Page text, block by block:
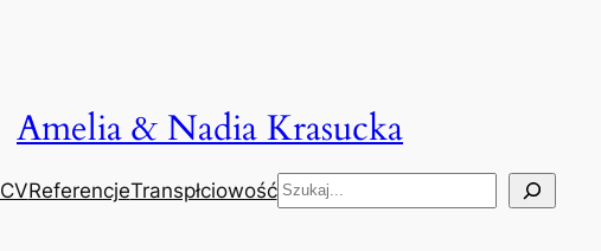
Amelia & Nadia Krasucka
CVReferencjeTranspłciowośćSzukaj